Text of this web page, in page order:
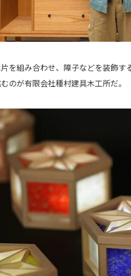
を組み合わせ、障子などを装飾
のが有限会社種村建具木工所だ。